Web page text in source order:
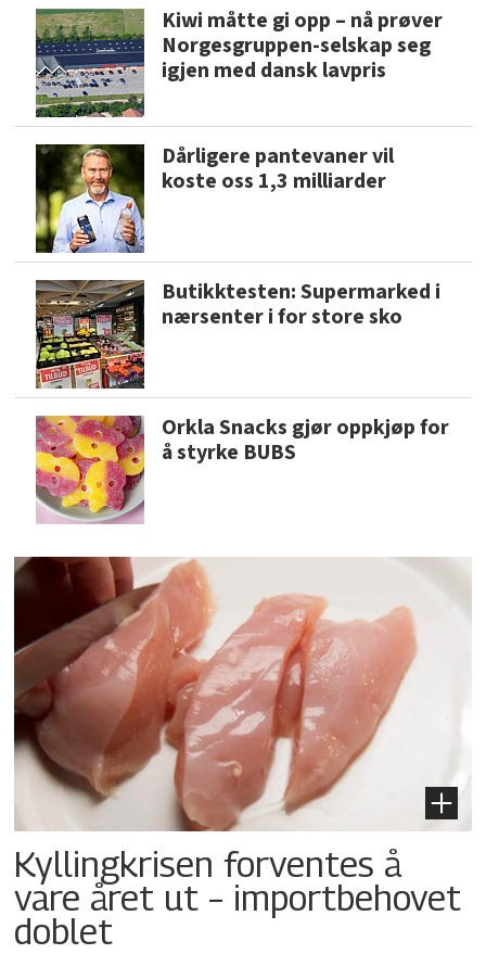
Kiwi måtte gi opp – nå prøver
Norgesgruppen-selskap seg
igjen med dansk lavpris
Dårligere pantevaner vil
koste oss 1,3 milliarder
Butikktesten: Supermarked i
nærsenter i for store sko
Orkla Snacks gjør oppkjøp for
å styrke BUBS
Kyllingkrisen forventes å
vare året ut – importbehovet
doblet